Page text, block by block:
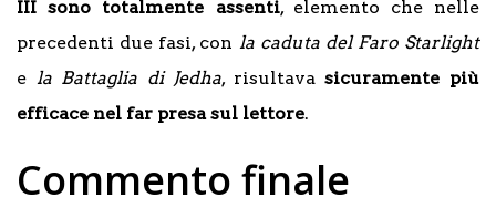
III sono totalmente assenti, elemento che nelle
precedenti due fasi, con la caduta del Faro Starlight
e la Battaglia di Jedha, risultavasicuramente più
efficace nel far presa sul lettore.
Commento finale